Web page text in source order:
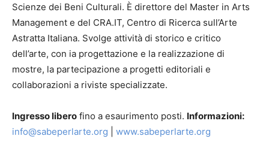
Scienze dei Beni Culturali. È direttore del Master in Arts
Management e del CRA.IT, Centro di Ricerca sull’Arte
Astratta Italiana. Svolge attività di storico e critico
dell’arte, con ia progettazione e la realizzazione di
mostre, la partecipazione a progetti editoriali e
collaborazioni a riviste specializzate.
Ingresso libero fino a esaurimento posti. Informazioni:
info@sabeperlarte.org
www.sabeperlarte.org